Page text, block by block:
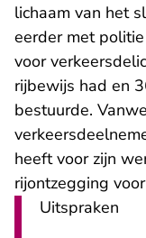
lichaam van het
eerder met
voor
rijbewijs had en
bestuurde.
heeft voor zijn
rijontzegging
Uitspraken